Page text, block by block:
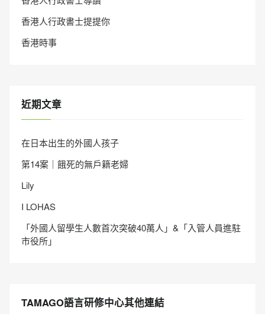
香港人行政書士提提你
香港時事
近期文章
在日本出生的外國人孩子
第14案｜餓死的無戶籍老婦
Lily
I LOHAS
「外國人留學生人數首次突破40萬人」&「入管人員進駐
市役所」
TAMAGO語言研修中心其他連結